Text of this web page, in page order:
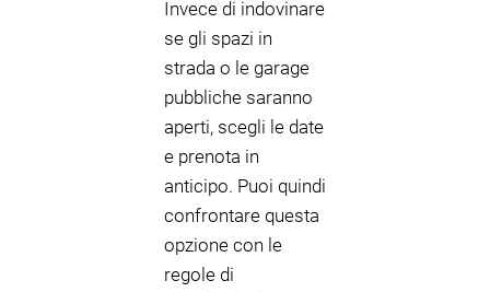
Invece di indovinare
se gli spazi in
strada o le garage
pubbliche saranno
aperti, scegli le date
e prenota in
anticipo. Puoi quindi
confrontare questa
opzione con le
regole di